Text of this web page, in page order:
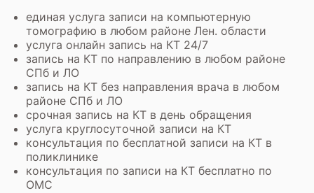
единая услуга записи на компьютерную
томографию в любом районе Лен. области
услуга онлайн запись на КТ 24/7
запись на КТ по направлению в любом районе
СПб и ЛО
запись на КТ без направления врача в любом
районе СПб и ЛО
срочная запись на КТ в день обращения
услуга круглосуточной записи на КТ
консультация по бесплатной записи на КТ в
поликлинике
консультация по записи на КТ бесплатно по
ОМС